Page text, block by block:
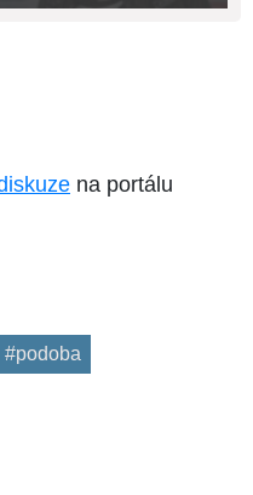
na portálu
#podoba